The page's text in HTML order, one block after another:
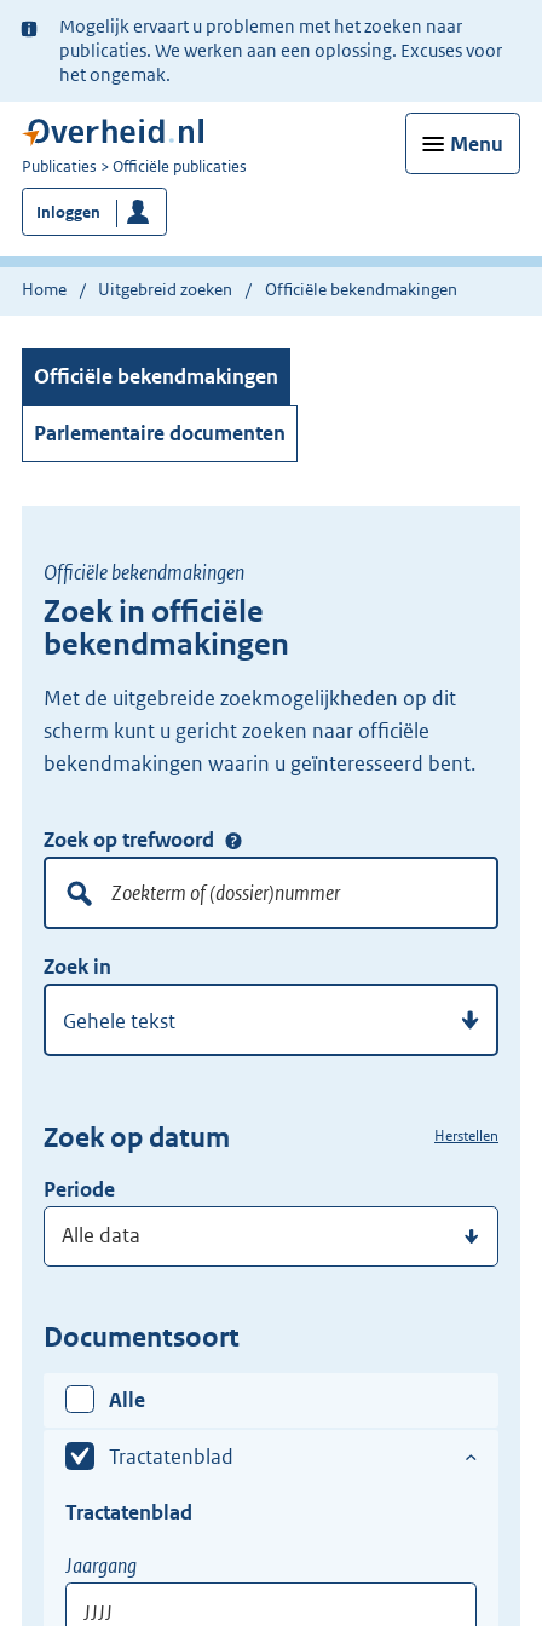
Ter
informatie:
Mogelijk ervaart u problemen met het zoeken naar
publicaties. We werken aan een oplossing. Excuses voor
het ongemak.
Menu
U
bent
nu
hier:
Publicaties Officiële publicaties
Inloggen
Home Uitgebreid zoeken Officiële bekendmakingen
Officiële bekendmakingen
Parlementaire documenten
Zoek in officiële
bekendmakingen
Officiële bekendmakingen
Met de uitgebreide zoekmogelijkheden op dit
scherm kunt u gericht zoeken naar officiële
bekendmakingen waarin u geïnteresseerd bent.
Doorzoek
alle
lokale
wet-
en
regelgeving
Zoek op trefwoord
of
(dossier)nummer
hier
uw
in
Zoek in
Zoek op datum
Periode
Herstellen
Documentsoort
Alle
Tractatenblad
Tractatenblad
Tractatenblad
Jaargang